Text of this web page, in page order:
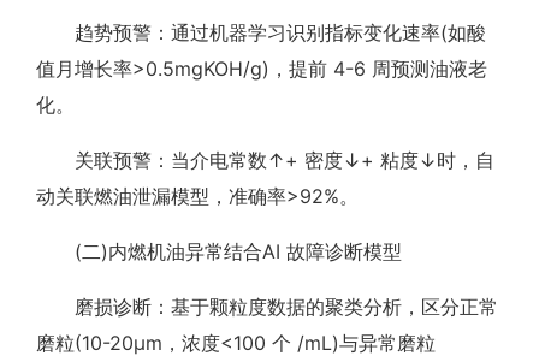
趋势预警：通过机器学习识别指标变化速率(如酸
值月增长率>0.5mgKOH/g)，提前 4-6 周预测油液老
化。
关联预警：当介电常数↑+ 密度↓+ 粘度↓时，自
动关联燃油泄漏模型，准确率>92%。
(二)内燃机油异常结合AI 故障诊断模型
磨损诊断：基于颗粒度数据的聚类分析，区分正常
磨粒(10-20μm，浓度<100 个 /mL)与异常磨粒